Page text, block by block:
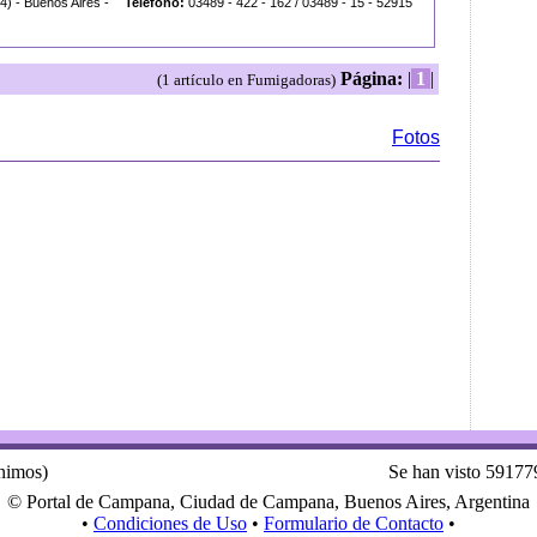
(1 artículo en Fumigadoras) Página: | 1 |
Fotos
Se han visto
© Portal de Campana, Ciudad de Campana, Buenos Aires, Argentina
• Condiciones de Uso • Formulario de Contacto •